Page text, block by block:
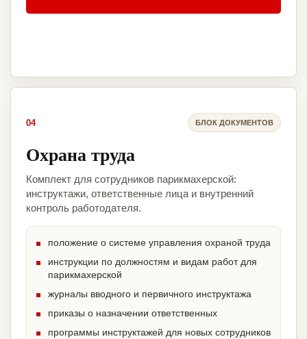
04 БЛОК ДОКУМЕНТОВ
Охрана труда
Комплект для сотрудников парикмахерской:
инструктажи, ответственные лица и внутренний
контроль работодателя.
положение о системе управления охраной труда
инструкции по должностям и видам работ для
парикмахерской
журналы вводного и первичного инструктажа
приказы о назначении ответственных
программы инструктажей для новых сотрудников